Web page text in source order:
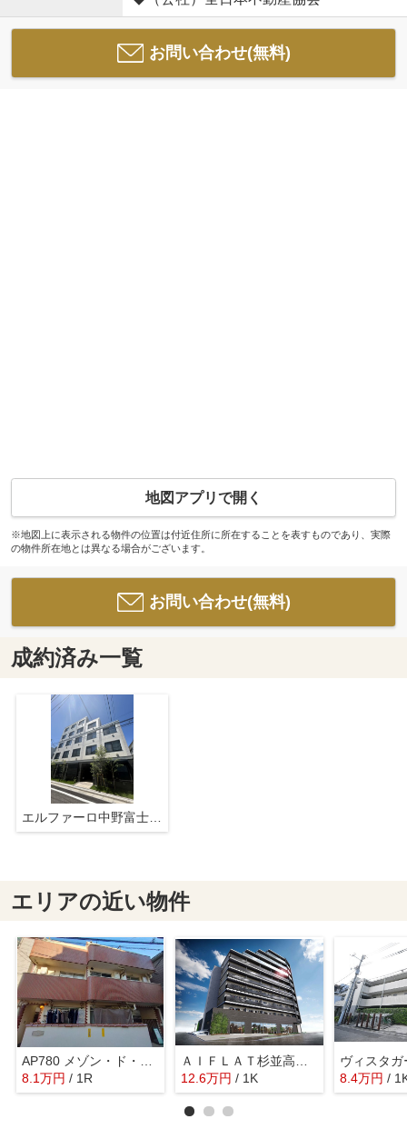
お問い合わせ(無料)
地図アプリで開く
※地図上に表示される物件の位置は付近住所に所在することを表すものであり、実際
の物件所在地とは異なる場合がございます。
お問い合わせ(無料)
成約済み一覧
エルファーロ中野富士見町
エリアの近い物件
8.1万円 / 1R
12.6万円 / 1K 8.4万円 /